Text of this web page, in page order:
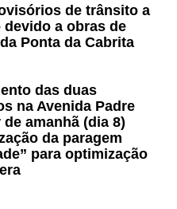
de trânsito a
a obras de
Ponta da Cabrita
das duas
na Avenida Padre
amanhã (dia 8)
da paragem
para optimização